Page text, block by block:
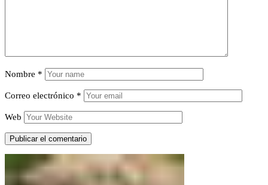
Nombre *
Correo electrónico *
Web